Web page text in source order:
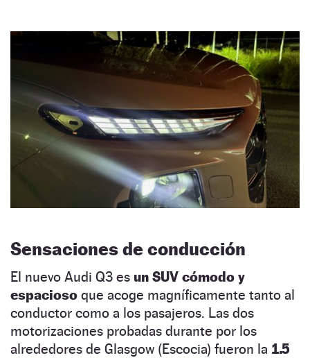
Sensaciones de conducción
El nuevo Audi Q3 es un SUV cómodo y
espacioso que acoge magníficamente tanto al
conductor como a los pasajeros. Las dos
motorizaciones probadas durante por los
alrededores de Glasgow (Escocia) fueron la 1.5